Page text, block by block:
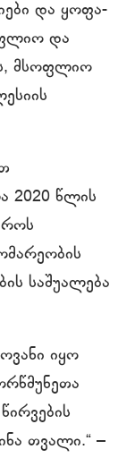
და ყოფა-
და
მსოფლიო
2020 წლის
საშუალება
იყო
თვალი.“ –